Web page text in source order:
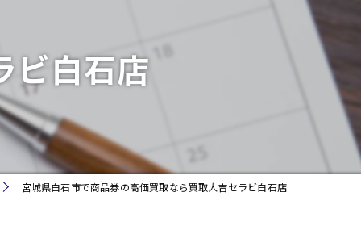
ビ白石店
宮城県白石市で商品券の高価買取なら買取大吉セラビ白石店